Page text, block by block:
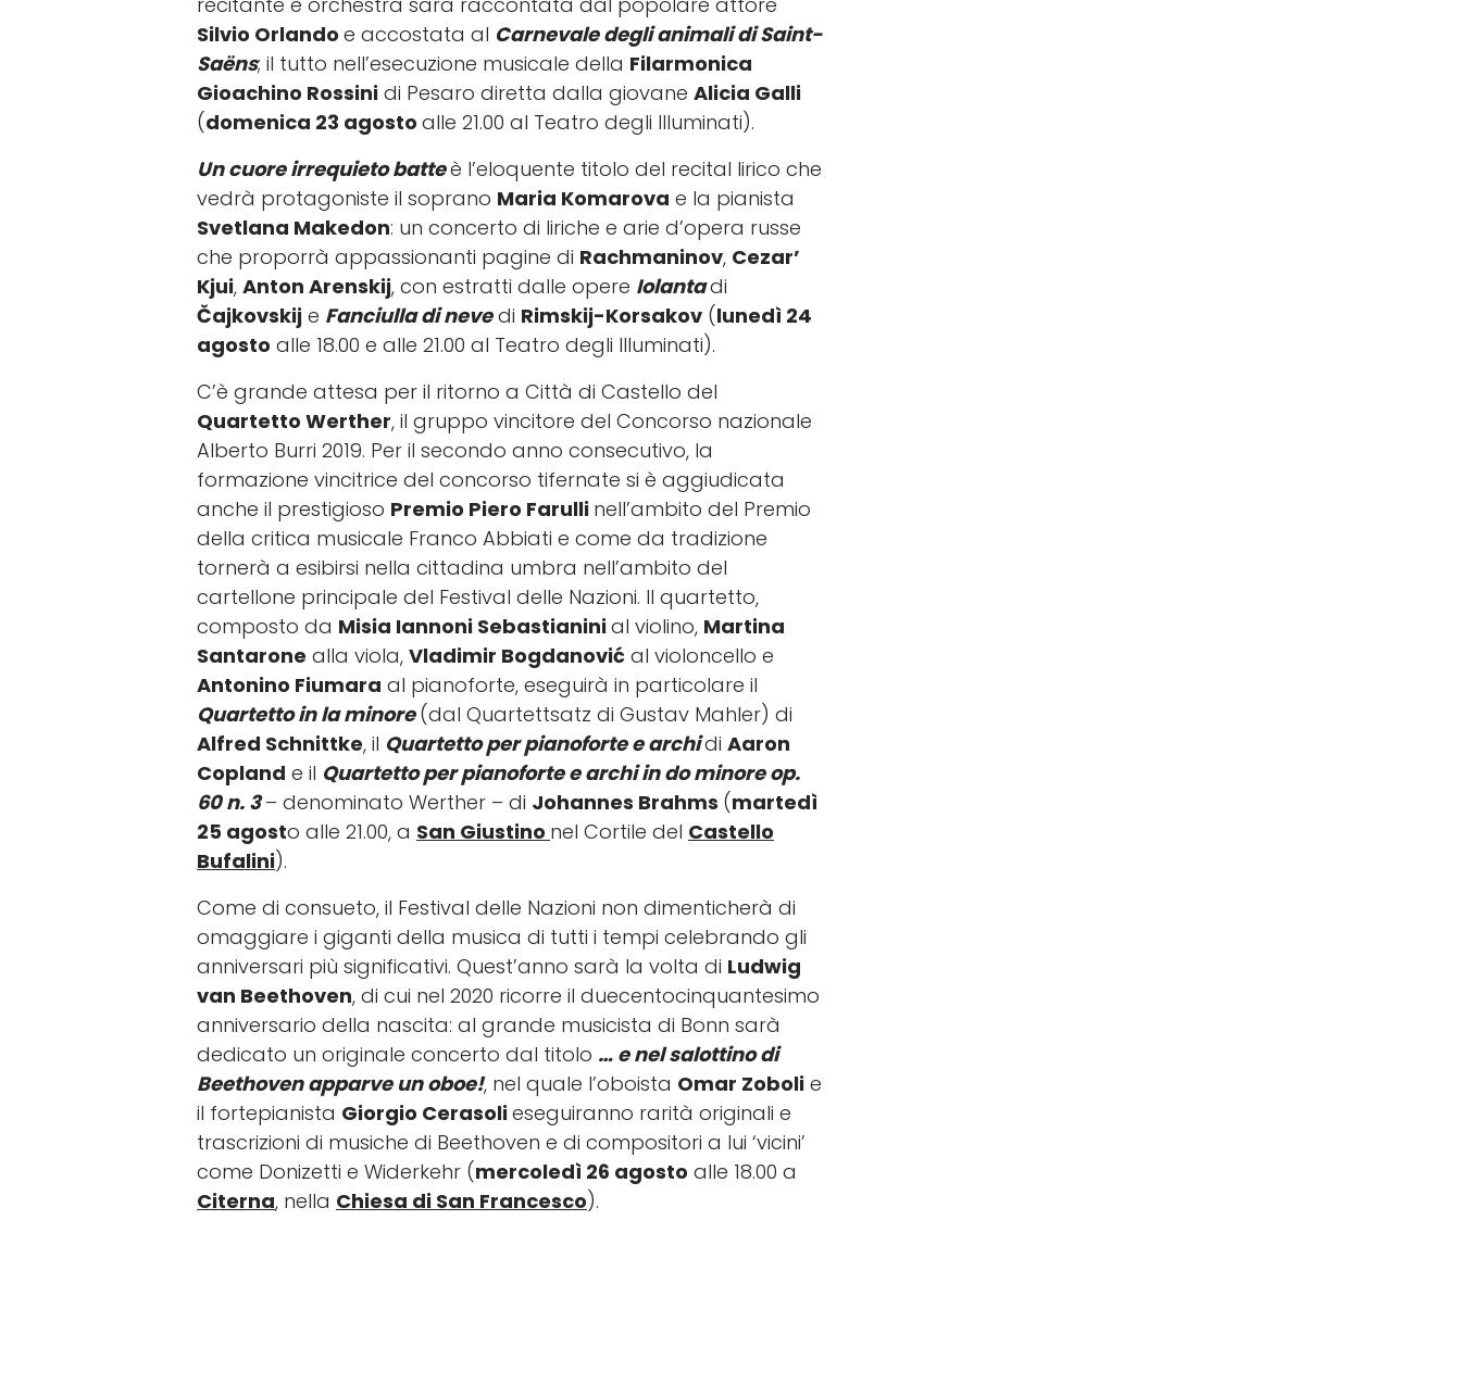
Silvio Orlando e accostata al Carnevale degli animali di Saint-
Saëns; il tutto nell’esecuzione musicale della Filarmonica
Gioachino Rossini di Pesaro diretta dalla giovane Alicia Galli
(domenica 23 agosto alle 21.00 al Teatro degli Illuminati).
Un cuore irrequieto batteè l’eloquente titolo del recital lirico che
vedrà protagoniste il soprano Maria Komarova e la pianista
Svetlana Makedon: un concerto di liriche e arie d’opera russe
che proporrà appassionanti pagine di Rachmaninov, Cezar’
Kjui, Anton Arenskij, con estratti dalle opere Iolantadi
Čajkovskij e Fanciulla di nevedi Rimskij-Korsakov (lunedì 24
agosto alle 18.00 e alle 21.00 al Teatro degli Illuminati).
C’è grande attesa per il ritorno a Città di Castello del
Quartetto Werther, il gruppo vincitore del Concorso nazionale
Alberto Burri 2019. Per il secondo anno consecutivo, la
formazione vincitrice del concorso tifernate si è aggiudicata
anche il prestigioso Premio Piero Farulli nell’ambito del Premio
della critica musicale Franco Abbiati e come da tradizione
tornerà a esibirsi nella cittadina umbra nell’ambito del
cartellone principale del Festival delle Nazioni. Il quartetto,
composto da Misia Iannoni Sebastianinial violino, Martina
Santarone alla viola, Vladimir Bogdanović al violoncello e
Antonino Fiumara al pianoforte, eseguirà in particolare il
Quartetto in la minore(dal Quartettsatz di Gustav Mahler) di
Alfred Schnittke, il Quartetto per pianoforte e archidi Aaron
Copland e il Quartetto per pianoforte e archi in do minore op.
60 n. 3– denominato Werther – di Johannes Brahms (martedì
25 agosto alle 21.00, a San Giustino nel Cortile del Castello
Bufalini).
Come di consueto, il Festival delle Nazioni non dimenticherà di
omaggiare i giganti della musica di tutti i tempi celebrando gli
anniversari più significativi. Quest’anno sarà la volta di Ludwig
van Beethoven, di cui nel 2020 ricorre il duecentocinquantesimo
anniversario della nascita: al grande musicista di Bonn sarà
dedicato un originale concerto dal titolo … e nel salottino di
Beethoven apparve un oboe!, nel quale l’oboista Omar Zoboli e
il fortepianista Giorgio Cerasolieseguiranno rarità originali e
trascrizioni di musiche di Beethoven e di compositori a lui ‘vicini’
come Donizetti e Widerkehr (mercoledì 26 agosto alle 18.00 a
Citerna, nella Chiesa di San Francesco).